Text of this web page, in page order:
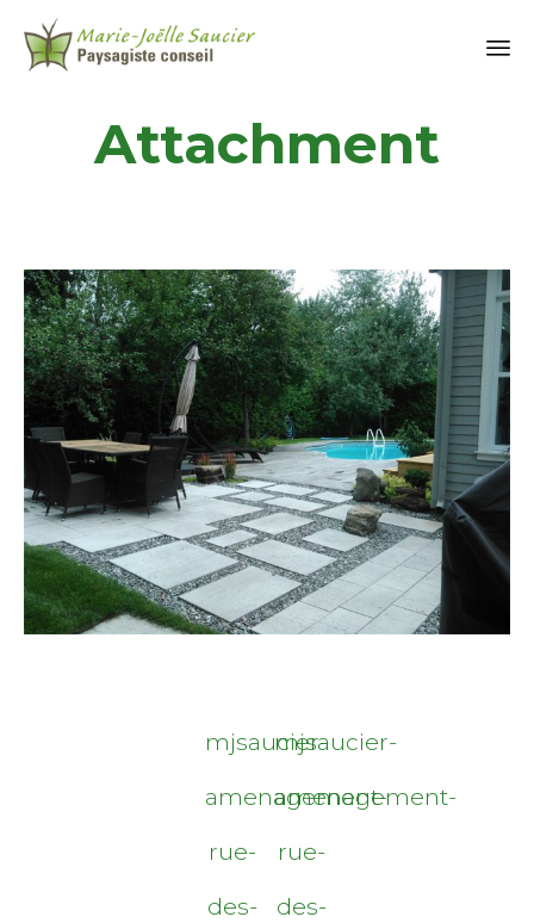
Attachment
mjsaucier-
amenagement-
rue-
des-
mjsaucier-
amenagement-
rue-
des-